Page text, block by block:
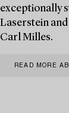
exceptionally
Laserstein
Carl Milles.
READ MORE